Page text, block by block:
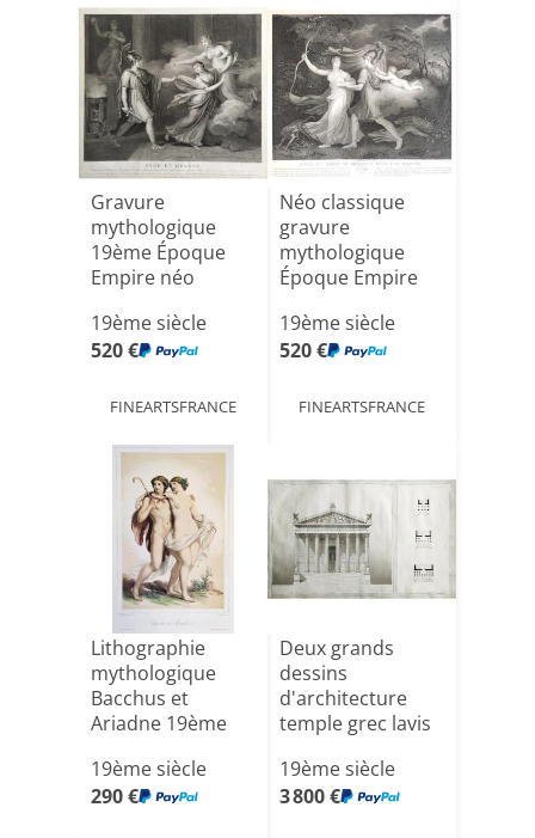
Gravure
mythologique
19ème Époque
Empire néo
19ème siècle
520 €
FINEARTSFRANCE
Néo classique
gravure
mythologique
Époque Empire
19ème siècle
520 €
FINEARTSFRANCE
Lithographie
mythologique
Bacchus et
Ariadne 19ème
19ème siècle
290 €
Deux grands
dessins
d'architecture
temple grec lavis
19ème siècle
3 800 €